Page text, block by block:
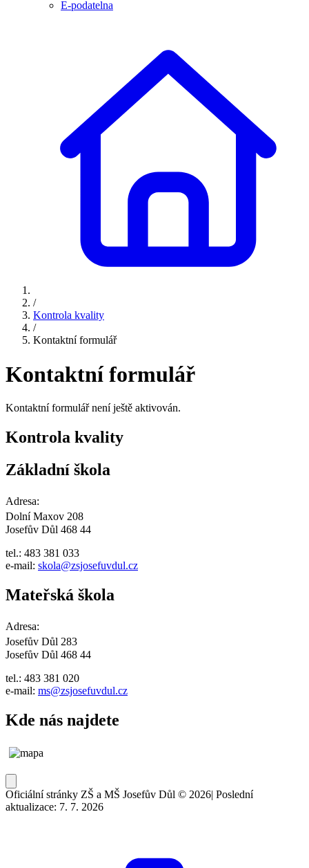
E-podatelna
/
Kontrola kvality
/
Kontaktní formulář
Kontaktní formulář
Kontaktní formulář není ještě aktivován.
Kontrola kvality
Základní škola
Adresa:
Dolní Maxov 208
Josefův Důl 468 44
tel.: 483 381 033
e-mail: skola@zsjosefuvdul.cz
Mateřská škola
Adresa:
Josefův Důl 283
Josefův Důl 468 44
tel.: 483 381 020
e-mail: ms@zsjosefuvdul.cz
Kde nás najdete
Oficiální stránky ZŠ a MŠ Josefův Důl © 2026| Poslední
aktualizace: 7. 7. 2026